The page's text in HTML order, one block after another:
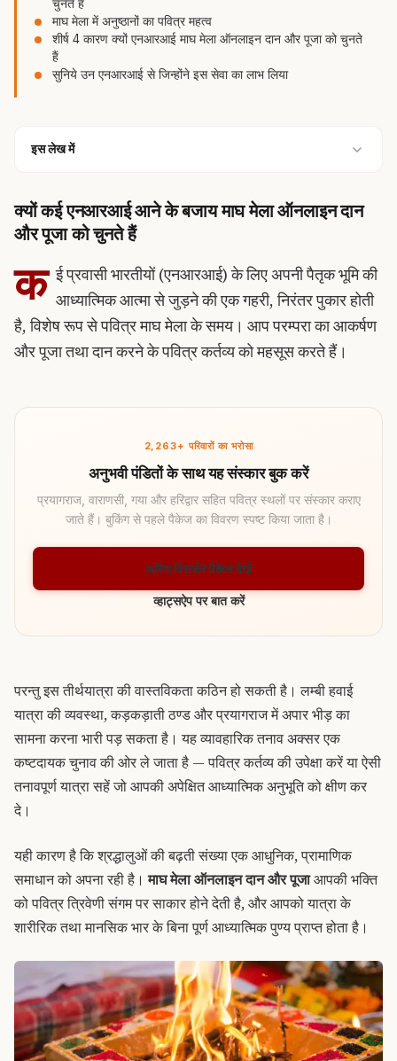
चुनते हैं
माघ मेला में अनुष्ठानों का पवित्र महत्व
शीर्ष 4 कारण क्यों एनआरआई माघ मेला ऑनलाइन दान और पूजा को चुनते
हैं
सुनिये उन एनआरआई से जिन्होंने इस सेवा का लाभ लिया
इस लेख में
क्यों कई एनआरआई आने के बजाय माघ मेला ऑनलाइन दान
और पूजा को चुनते हैं
क ई प्रवासी भारतीयों (एनआरआई) के लिए अपनी पैतृक भूमि की
आध्यात्मिक आत्मा से जुड़ने की एक गहरी, निरंतर पुकार होती
है, विशेष रूप से पवित्र माघ मेला के समय। आप परम्परा का आकर्षण
औरपूजातथादानकरने के पवित्र कर्तव्य को महसूस करते हैं।
2,263+ परिवारों का भरोसा
अनुभवी पंडितों के साथ यह संस्कार बुक करें
प्रयागराज, वाराणसी, गया और हरिद्वार सहित पवित्र स्थलों पर संस्कार कराए
जाते हैं। बुकिंग से पहले पैकेज का विवरण स्पष्ट किया जाता है।
अस्थि विसर्जन पैकेज देखें
व्हाट्सऐप पर बात करें
परन्तु इस तीर्थयात्रा की वास्तविकता कठिन हो सकती है। लम्बी हवाई
यात्रा की व्यवस्था, कड़कड़ाती ठण्ड और प्रयागराज में अपार भीड़ का
सामना करना भारी पड़ सकता है। यह व्यावहारिक तनाव अक्सर एक
कष्टदायक चुनाव की ओर ले जाता है — पवित्र कर्तव्य की उपेक्षा करें या ऐसी
तनावपूर्ण यात्रा सहें जो आपकी अपेक्षित आध्यात्मिक अनुभूति को क्षीण कर
दे।
यही कारण है कि श्रद्धालुओं की बढ़ती संख्या एक आधुनिक, प्रामाणिक
समाधान को अपना रही है।माघ मेला ऑनलाइन दान और पूजाआपकी भक्ति
को पवित्र त्रिवेणी संगम पर साकार होने देती है, और आपको यात्रा के
शारीरिक तथा मानसिक भार के बिना पूर्ण आध्यात्मिक पुण्य प्राप्त होता है।